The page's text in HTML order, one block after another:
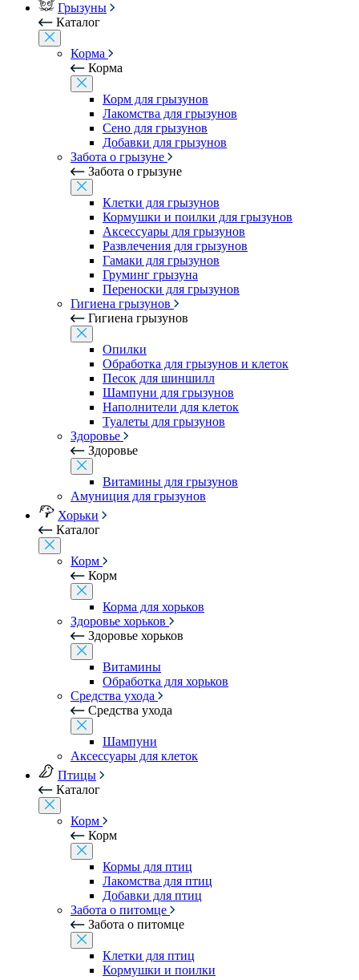
Грызуны
Каталог
Корма
Корма
Корм для грызунов
Лакомства для грызунов
Сено для грызунов
Добавки для грызунов
Забота о грызуне
Забота о грызуне
Клетки для грызунов
Кормушки и поилки для грызунов
Аксессуары для грызунов
Развлечения для грызунов
Гамаки для грызунов
Груминг грызуна
Переноски для грызунов
Гигиена грызунов
Гигиена грызунов
Опилки
Обработка для грызунов и клеток
Песок для шиншилл
Шампуни для грызунов
Наполнители для клеток
Туалеты для грызунов
Здоровье
Здоровье
Витамины для грызунов
Амуниция для грызунов
Хорьки
Каталог
Корм
Корм
Корма для хорьков
Здоровье хорьков
Здоровье хорьков
Витамины
Обработка для хорьков
Средства ухода
Средства ухода
Шампуни
Аксессуары для клеток
Птицы
Каталог
Корм
Корм
Кормы для птиц
Лакомства для птиц
Добавки для птиц
Забота о питомце
Забота о питомце
Клетки для птиц
Кормушки и поилки